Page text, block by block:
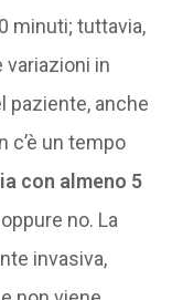
minuti; tuttavia,
in
paziente, anche
c’è un tempo
con almeno 5
no. La
invasiva,